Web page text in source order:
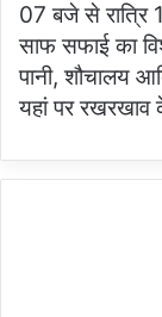
07 बजे से रात्रि
साफ सफाई का
पानी, शौचालय
यहां पर रखरखाव